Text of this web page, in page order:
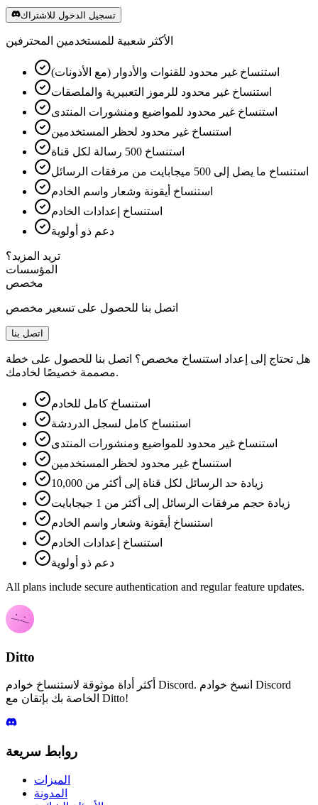
تسجيل الدخول للاشتراك
الأكثر شعبية للمستخدمين المحترفين
استنساخ غير محدود للقنوات والأدوار (مع الأذونات)
استنساخ غير محدود للرموز التعبيرية والملصقات
استنساخ غير محدود للمواضيع ومنشورات المنتدى
استنساخ غير محدود لحظر المستخدمين
استنساخ 500 رسالة لكل قناة
استنساخ ما يصل إلى 500 ميجابايت من مرفقات الرسائل
استنساخ أيقونة وشعار واسم الخادم
استنساخ إعدادات الخادم
دعم ذو أولوية
تريد المزيد؟
المؤسسات
مخصص
اتصل بنا للحصول على تسعير مخصص
اتصل بنا
هل تحتاج إلى إعداد استنساخ مخصص؟ اتصل بنا للحصول على خطة
مصممة خصيصًا لخادمك.
استنساخ كامل للخادم
استنساخ كامل لسجل الدردشة
استنساخ غير محدود للمواضيع ومنشورات المنتدى
استنساخ غير محدود لحظر المستخدمين
زيادة حد الرسائل لكل قناة إلى أكثر من 10,000
زيادة حجم مرفقات الرسائل إلى أكثر من 1 جيجابايت
استنساخ أيقونة وشعار واسم الخادم
استنساخ إعدادات الخادم
دعم ذو أولوية
All plans include secure authentication and regular feature updates.
Ditto
أكثر أداة موثوقة لاستنساخ خوادم Discord. انسخ خوادم Discord
الخاصة بك بإتقان مع Ditto!
روابط سريعة
الميزات
المدونة